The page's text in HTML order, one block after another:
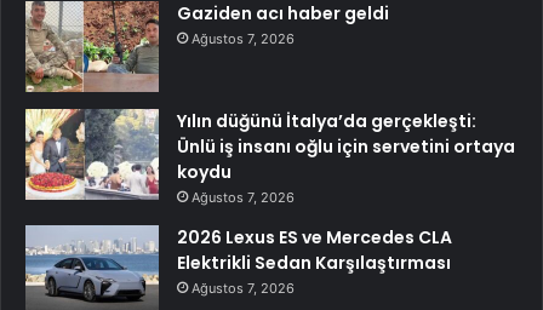
Gaziden acı haber geldi
Ağustos 7, 2026
Yılın düğünü İtalya’da gerçekleşti:
Ünlü iş insanı oğlu için servetini ortaya
koydu
Ağustos 7, 2026
2026 Lexus ES ve Mercedes CLA
Elektrikli Sedan Karşılaştırması
Ağustos 7, 2026